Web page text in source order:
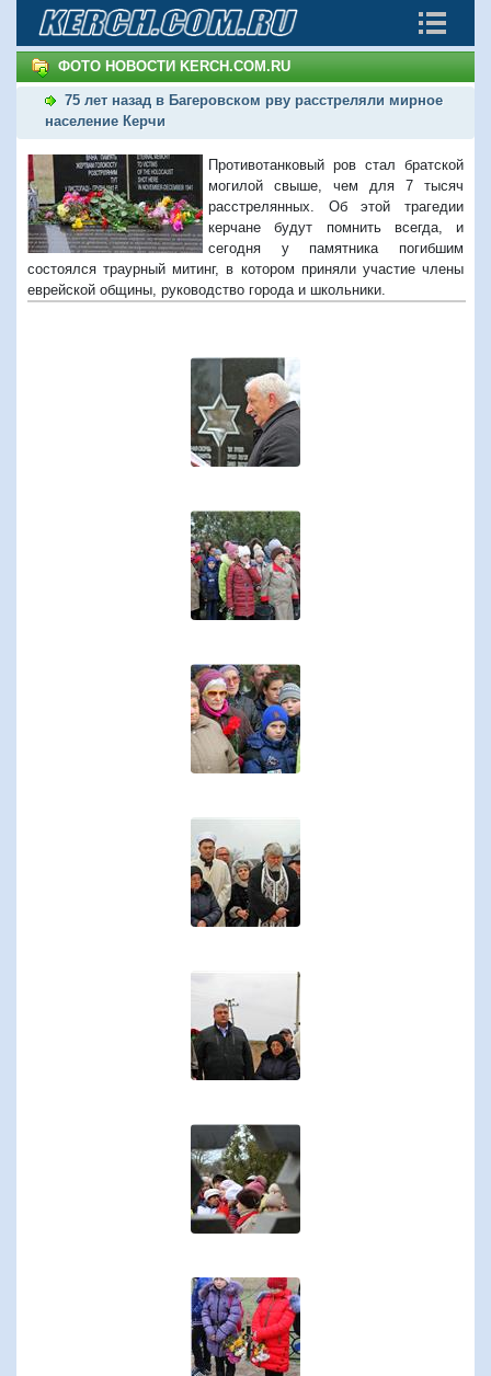
ФОТО НОВОСТИ KERCH.COM.RU
75 лет назад в Багеровском рву расстреляли мирное
население Керчи
Противотанковый ров стал братской
могилой свыше, чем для 7 тысяч
расстрелянных. Об этой трагедии
керчане будут помнить всегда, и
сегодня у памятника погибшим
состоялся траурный митинг, в котором приняли участие члены
еврейской общины, руководство города и школьники.